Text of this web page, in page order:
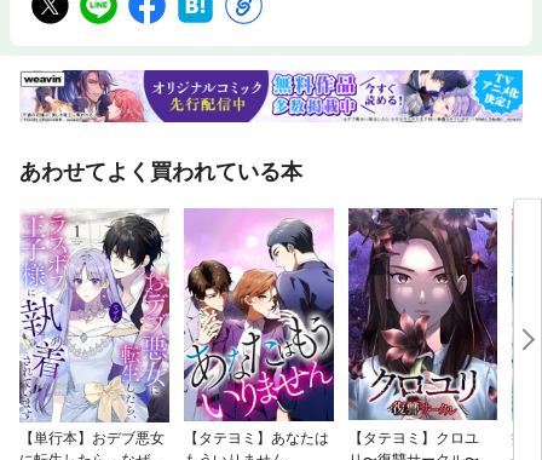
あわせてよく買われている本
【単行本】おデブ悪女
【タテヨミ】あなたは
【タテヨミ】クロユ
病